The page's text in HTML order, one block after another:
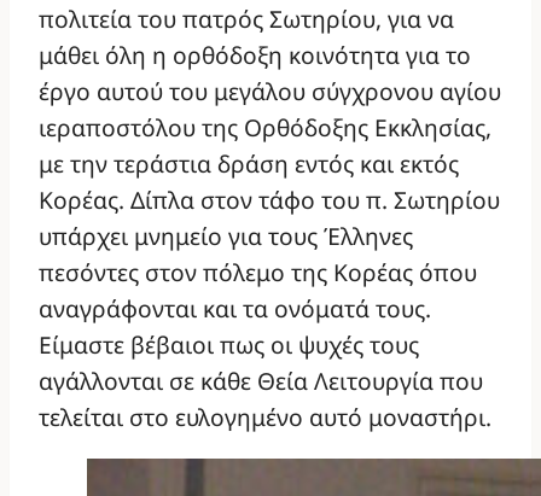
πολιτεία του πατρός Σωτηρίου, για να
μάθει όλη η ορθόδοξη κοινότητα για το
έργο αυτού του μεγάλου σύγχρονου αγίου
ιεραποστόλου της Ορθόδοξης Εκκλησίας,
με την τεράστια δράση εντός και εκτός
Κορέας. Δίπλα στον τάφο του π. Σωτηρίου
υπάρχει μνημείο για τους Έλληνες
πεσόντες στον πόλεμο της Κορέας όπου
αναγράφονται και τα ονόματά τους.
Είμαστε βέβαιοι πως οι ψυχές τους
αγάλλονται σε κάθε Θεία Λειτουργία που
τελείται στο ευλογημένο αυτό μοναστήρι.